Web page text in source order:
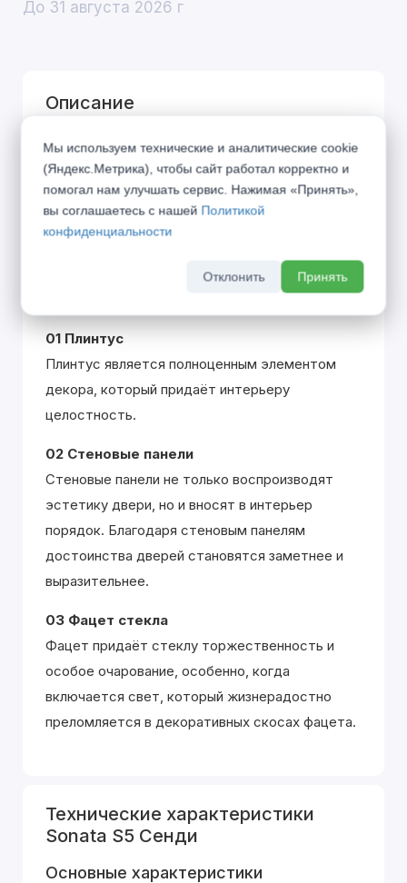
До 31 августа 2026 г
Описание
SONATA – классический дизайн, навеянный
великими музыкальными произведениями
одноименного жанра. Вклад каждой детали
похож на распределение партий в оркестре,
участников создаёт единую законченную
01 Плинтус
Плинтус является полноценным элементом
декора, который придаёт интерьеру
целостность.
02 Стеновые панели
Стеновые панели не только воспроизводят
эстетику двери, но и вносят в интерьер
порядок. Благодаря стеновым панелям
достоинства дверей становятся заметнее и
выразительнее.
03 Фацет стекла
Фацет придаёт стеклу торжественность и
особое очарование, особенно, когда
включается свет, который жизнерадостно
преломляется в декоративных скосах фацета.
Технические характеристики
Sonata S5 Сенди
Основные характеристики
Мы используем технические и аналитические cookie
(Яндекс.Метрика), чтобы сайт работал корректно и
помогал нам улучшать сервис. Нажимая «Принять»,
вы соглашаетесь с нашей Политикой
конфиденциальности
Отклонить Принять